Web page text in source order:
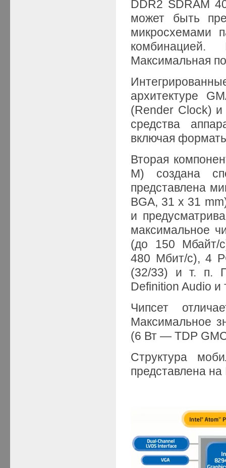
DDR2 SDRAM
может быть
микросхемами
Максимальная
архитектуре
(Render Clock)
средства
включая
Вторая
M) создана
представлена
BGA, 31 x 31
и
максимальное
(до 150 Мбайт/
480 Мбит/с), 4
(32/33) и т. п.
Definition Audio и
Чипсет
Максимальное
(6 Вт — TDP
Структура
представлена на